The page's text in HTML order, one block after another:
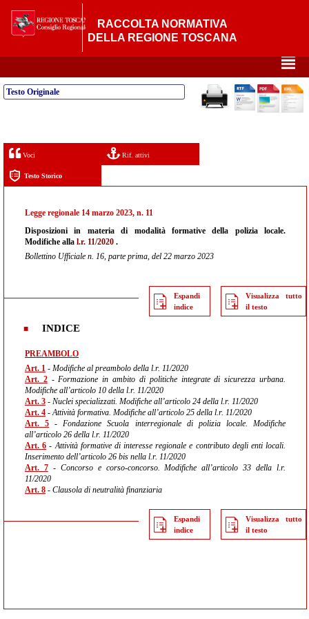
RACCOLTA NORMATIVA
DELLA REGIONE TOSCANA
²
Testo Originale
Voci Rif. attivi
Testo Storico
Legge regionale 14 marzo 2023, n. 11
Disposizioni in materia di modalità formative della polizia locale.
Modifiche alla l.r. 11/2020 .
Bollettino Ufficiale n. 16, parte prima, del 22 marzo 2023
Espandi
indice
Visualizza tutto
il testo
INDICE
PREAMBOLO
Art. 1 - Modifiche al preambolo della l.r. 11/2020
Art. 2- Formazione in ambito di politiche integrate di sicurezza urbana.
Modifiche all’articolo 10 della l.r. 11/2020
Art. 3 - Nuclei specializzati. Modifiche all’articolo 24 della l.r. 11/2020
Art. 4 - Attività formativa. Modifiche all’articolo 25 della l.r. 11/2020
Art. 5 - Fondazione Scuola interregionale di polizia locale. Modifiche
all’articolo 26 della l.r. 11/2020
Art. 6 - Attività formative di interesse regionale e contributo degli enti locali.
Inserimento dell’articolo 26 bis nella l.r. 11/2020
Art. 7- Concorso e corso-concorso. Modifiche all’articolo 33 della l.r.
11/2020
Art. 8 - Clausola di neutralità finanziaria
Espandi
indice
Visualizza tutto
il testo